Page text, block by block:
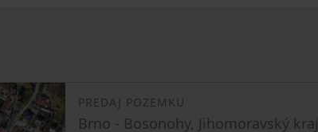
PREDAJ POZEMKU
Brno - Bosonohy, Jihomoravský kraj